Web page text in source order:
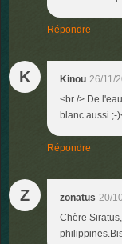
Répondre
K Kinou 26/11/
<br /> De
blanc aussi ;-
Répondre
Z zonatus 20/
Chère